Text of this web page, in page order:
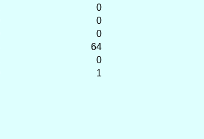
0
0
0
64
0
1